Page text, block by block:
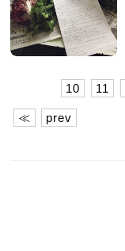
≪ prev
10 11